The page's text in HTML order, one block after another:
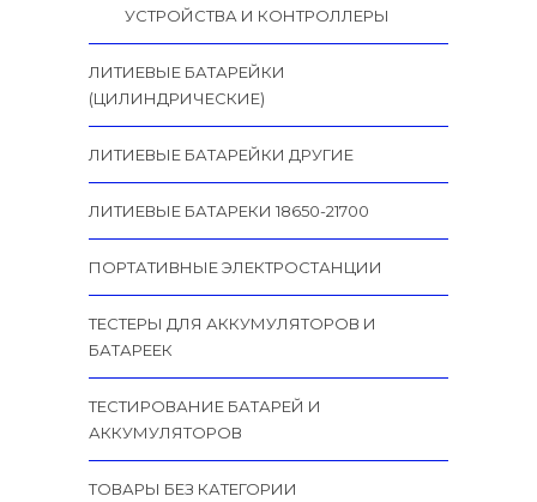
УСТРОЙСТВА И КОНТРОЛЛЕРЫ
ЛИТИЕВЫЕ БАТАРЕЙКИ
(ЦИЛИНДРИЧЕСКИЕ)
ЛИТИЕВЫЕ БАТАРЕЙКИ ДРУГИЕ
ЛИТИЕВЫЕ БАТАРЕКИ 18650-21700
ПОРТАТИВНЫЕ ЭЛЕКТРОСТАНЦИИ
ТЕСТЕРЫ ДЛЯ АККУМУЛЯТОРОВ И
БАТАРЕЕК
ТЕСТИРОВАНИЕ БАТАРЕЙ И
АККУМУЛЯТОРОВ
ТОВАРЫ БЕЗ КАТЕГОРИИ